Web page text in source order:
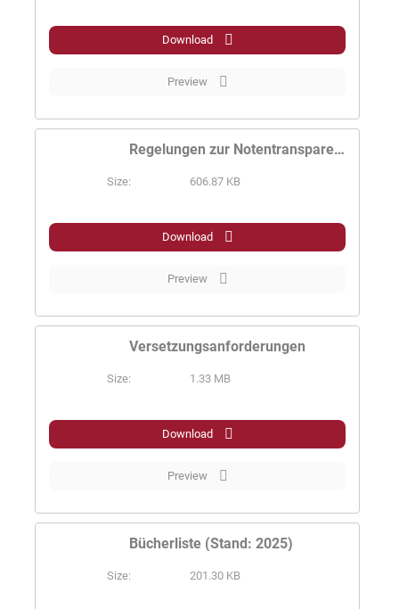
Download
Preview
Regelungen zur Notentransparenz
Size: 606.87 KB
Download
Preview
Versetzungsanforderungen
Size: 1.33 MB
Download
Preview
Bücherliste (Stand: 2025)
Size: 201.30 KB